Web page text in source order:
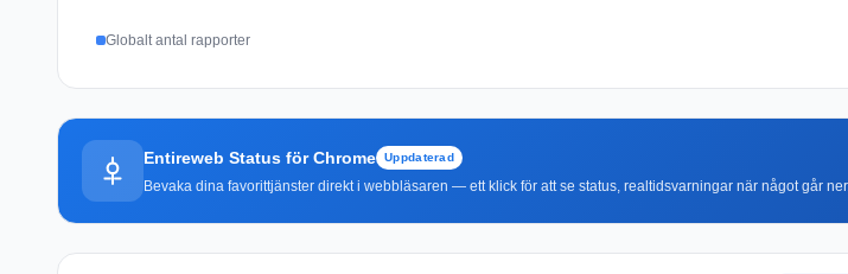
Globalt antal rapporter
Entireweb Status för Chrome Uppdaterad
Bevaka dina favorittjänster direkt i webbläsaren — ett klick för att se status, realtidsvarningar när något går ner.